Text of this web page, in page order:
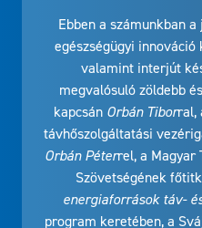
Ebben a számunkban a
egészségügyi
valamint interjút
megvalósuló zöldebb
kapcsán
Orbán Tibor
távhőszolgáltatási
Orbán Péter
rel, a
Szövetségének
energiaforrások táv-
program keretében, a